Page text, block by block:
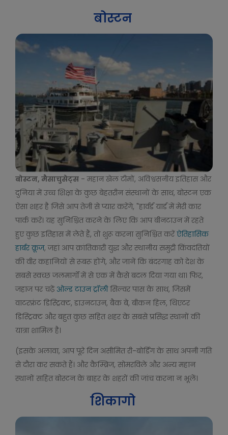
बोस्टन
बोस्टन, मैसाचुसेट्स - महान खेल टीमों, अविश्वसनीय इतिहास और
दुनिया में उच्च शिक्षा के कुछ बेहतरीन संस्थानों के साथ, बोस्टन एक
ऐसा शहर है जिसे आप तेजी से प्यार करेंगे, "हार्वर्ड यार्ड में मेरी कार
पार्क करें। यह सुनिश्चित करने के लिए कि आप बीनटाउन में रहते
हुए कुछ इतिहास में लेते हैं, तो शुरू करना सुनिश्चित करेंऐतिहासिक
हार्बर क्रूज, जहां आप क्रांतिकारी युद्ध और स्थानीय समुद्री किंवदंतियों
की वीर कहानियों से रूबरू होंगे, और जानें कि बंदरगाह को देश के
सबसे स्वच्छ जलमार्गों में से एक में कैसे बदल दिया गया था। फिर,
जहाज पर चढ़ें ओल्ड टाउन ट्रॉलीसिल्वर पास के साथ, जिसमें
वाटरफ्रंट डिस्ट्रिक्ट, डाउनटाउन, बैक बे, बीकन हिल, थिएटर
डिस्ट्रिक्ट और बहुत कुछ सहित शहर के सबसे प्रसिद्ध स्थानों की
यात्रा शामिल है।
(इसके अलावा, आप पूरे दिन असीमित री-बोर्डिंग के साथ अपनी गति
से दौरा कर सकते हैं। और कैम्ब्रिज, सोमरविले और अन्य महान
स्थानों सहित बोस्टन के बाहर के शहरों की जांच करना न भूलें।
शिकागो